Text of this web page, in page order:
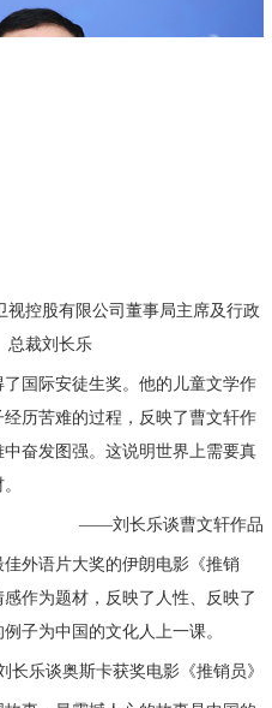
视控股有限公司董事局主席及行政
总裁刘长乐
际安徒生奖。他的儿童文学作
历苦难的过程，反映了曹文轩作
奋发图强。这说明世界上需要真
——刘长乐谈曹文轩作品
语片大奖的伊朗电影《推销
作为题材，反映了人性、反映了
子为中国的文化人上一课。
谈奥斯卡获奖电影《推销员》